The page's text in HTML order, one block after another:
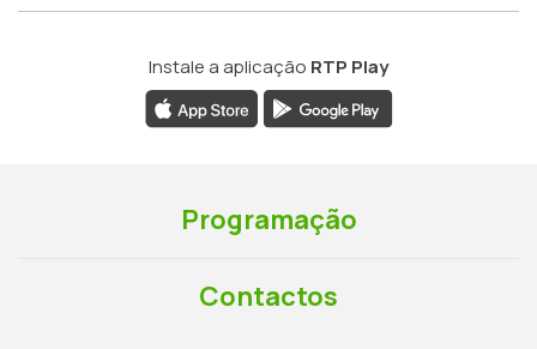
Instale a aplicação RTP Play
Programação
Contactos